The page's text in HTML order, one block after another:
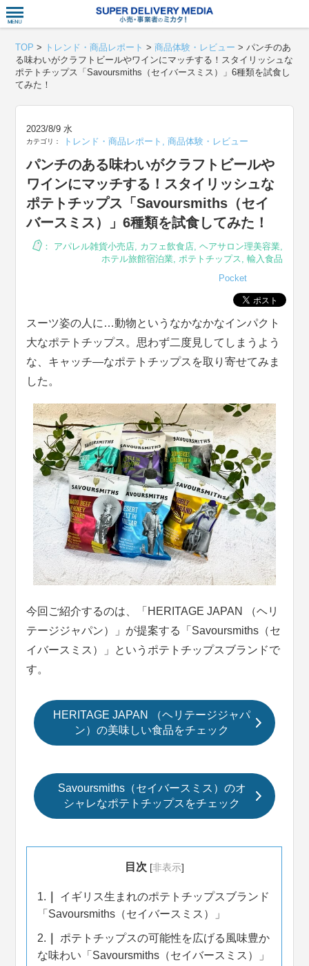
TOP > トレンド・商品レポート >商品体験・レビュー >パンチのあ
る味わいがクラフトビールやワインにマッチする！スタイリッシュな
ポテトチップス「Savoursmiths（セイバースミス）」6種類を試食し
てみた！
2023/8/9 水
カテゴリ： トレンド・商品レポート ,商品体験・レビュー
パンチのある味わいがクラフトビールや
ワインにマッチする！スタイリッシュな
ポテトチップス「Savoursmiths（セイ
バースミス）」6種類を試食してみた！
： アパレル雑貨小売店, カフェ飲食店, ヘアサロン理美容業,
ホテル旅館宿泊業, ポテトチップス, 輸入食品
Pocket
スーツ姿の人に…動物というなかなかなインパクト
大なポテトチップス。思わず二度見してしまうよう
な、キャッチ―なポテトチップスを取り寄せてみま
した。
今回ご紹介するのは、「HERITAGE JAPAN （ヘリ
テージジャパン）」が提案する「Savoursmiths（セ
イバースミス）」というポテトチップスブランドで
す。
HERITAGE JAPAN （ヘリテージジャパ
ン）の美味しい食品をチェック
Savoursmiths（セイバースミス）のオ
シャレなポテトチップスをチェック
目次 [非表示]
1.
イギリス生まれのポテトチップスブランド
「Savoursmiths（セイバースミス）」
2.
ポテトチップスの可能性を広げる風味豊か
な味わい「Savoursmiths（セイバースミス）」